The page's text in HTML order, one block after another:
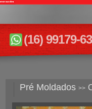
(16) 99179-
Pré Moldados >>